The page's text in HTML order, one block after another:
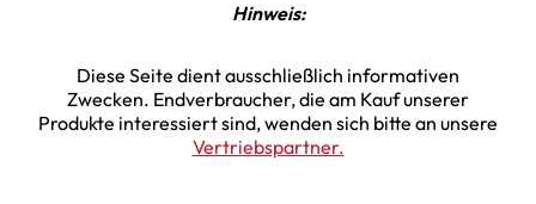
Hinweis:
Diese Seite dient ausschließlich informativen
Zwecken. Endverbraucher, die am Kauf unserer
Produkte interessiert sind, wenden sich bitte an unsere
Vertriebspartner.